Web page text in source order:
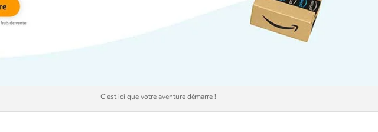
C’est ici que votre aventure démarre !